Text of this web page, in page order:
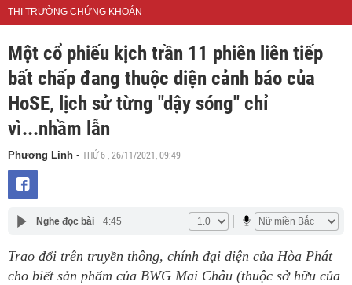
THỊ TRƯỜNG CHỨNG KHOÁN
Một cổ phiếu kịch trần 11 phiên liên tiếp
bất chấp đang thuộc diện cảnh báo của
HoSE, lịch sử từng "dậy sóng" chỉ
vì...nhầm lẫn
Phương Linh - THỨ 6 , 26/11/2021, 09:49
Nghe đọc bài 4:45
Trao đổi trên truyền thông, chính đại diện của Hòa Phát
cho biết sản phẩm của BWG Mai Châu (thuộc sở hữu của